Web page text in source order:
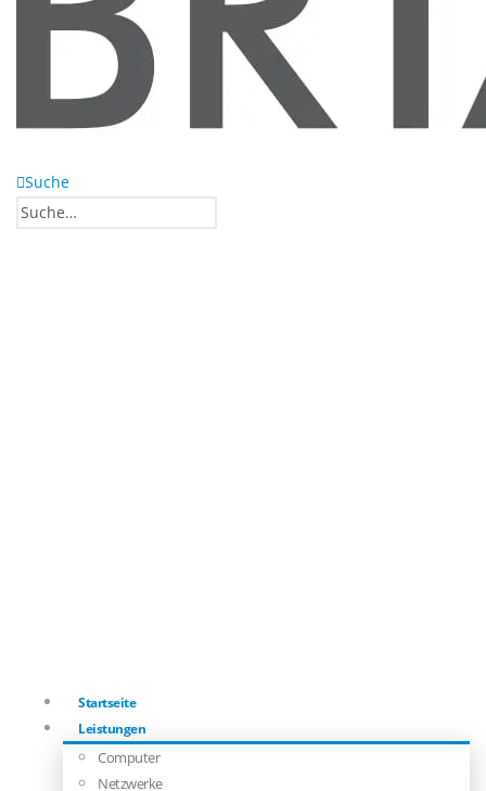
Suche
Startseite
Leistungen
Computer
Netzwerke